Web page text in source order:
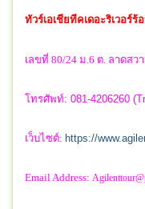
ทัวร์เอเชียทีคเดอะริเวอร์ร้
เลขที่ 80/24 ม.6 ต. ลาดส
โทรศัพท์: 081-4206260
เว็บไซต์: https://
Email Address: